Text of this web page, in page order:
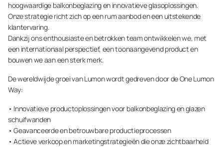
hoogwaardige balkonbeglazing en innovatieve glasoplossingen.
Onze strategie richt zich op een rum aanbod en een uitstekende
klantervaring.
Dankzij ons enthousiaste en betrokken team ontwikkelen we, met
een internationaal perspectief, een toonaangevend product en
bouwen we aan een sterk merk.
De wereldwijde groei van Lumon wordt gedreven door de One Lumon
Way:
• Innovatieve productoplossingen voor balkonbeglazing en glazen
schuifwanden
• Geavanceerde en betrouwbare productieprocessen
• Actieve verkoop en marketingstrategieën die onze zichtbaarheid